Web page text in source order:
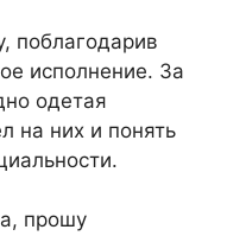
поблагодарив
исполнение. За
одетая
на них и понять
прошу